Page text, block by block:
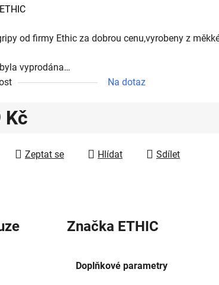
ETHIC
od firmy Ethic za dobrou cenu,vyrobeny z
vyprodána…
Na dotaz
Kč
Zeptat se Hlídat Sdílet
Značka ETHIC
Doplňkové parametry